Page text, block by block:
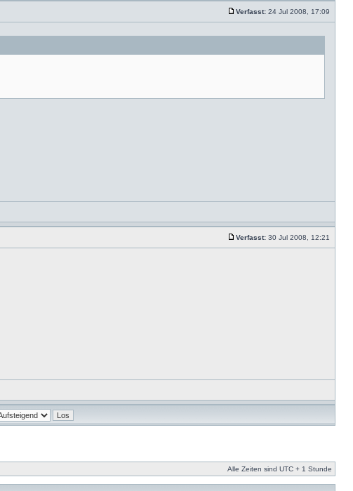
Verfasst: 24 Jul 2008, 17:09
Verfasst: 30 Jul 2008, 12:21
Alle Zeiten sind UTC + 1 Stunde